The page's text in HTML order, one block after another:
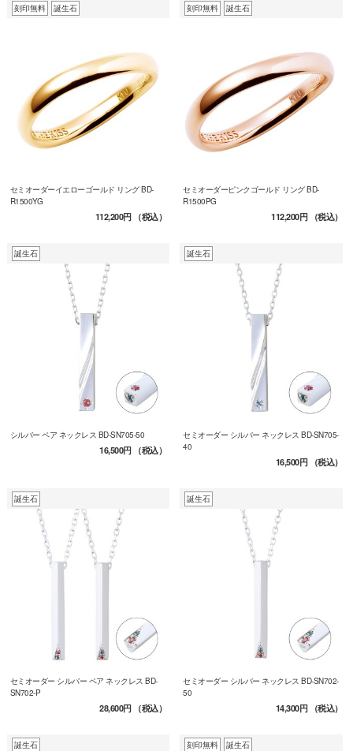
刻印無料 誕生石
セミオーダーイエローゴールド リング BD-
R1500YG
112,200円（税込）
刻印無料 誕生石
セミオーダーピンクゴールド リング BD-
R1500PG
112,200円（税込）
誕生石
シルバー ペア ネックレス BD-SN705-50
16,500円（税込）
誕生石
セミオーダー シルバー ネックレス BD-SN705-
40
16,500円（税込）
誕生石
セミオーダー シルバー ペア ネックレス BD-
SN702-P
28,600円（税込）
誕生石
セミオーダー シルバー ネックレス BD-SN702-
50
14,300円（税込）
誕生石 刻印無料 誕生石